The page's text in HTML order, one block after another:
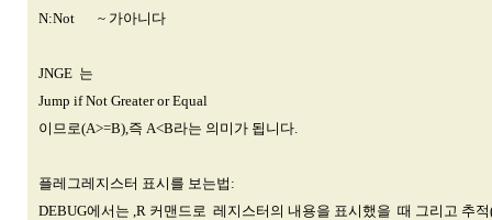
N:Not ~ 가아니다
JNGE 는
Jump if Not Greater or Equal
이므로(A>=B),즉 A<B라는 의미가 됩니다.
플레그레지스터 표시를 보는법:
DEBUG에서는 ,R 커맨드로 레지스터의 내용을 표시했을 때 그리고 추